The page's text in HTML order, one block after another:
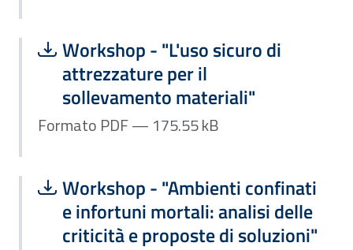
Scarica file:
Workshop - "L'uso sicuro di
attrezzature per il
sollevamento materiali"
Formato PDF — Dimensione 175.55 kB
Formato PDF — 175.55 kB
Scarica file:
Workshop - "Ambienti confinati
e infortuni mortali: analisi delle
criticità e proposte di soluzioni"
Formato PDF — Dimensione 174.59 kB